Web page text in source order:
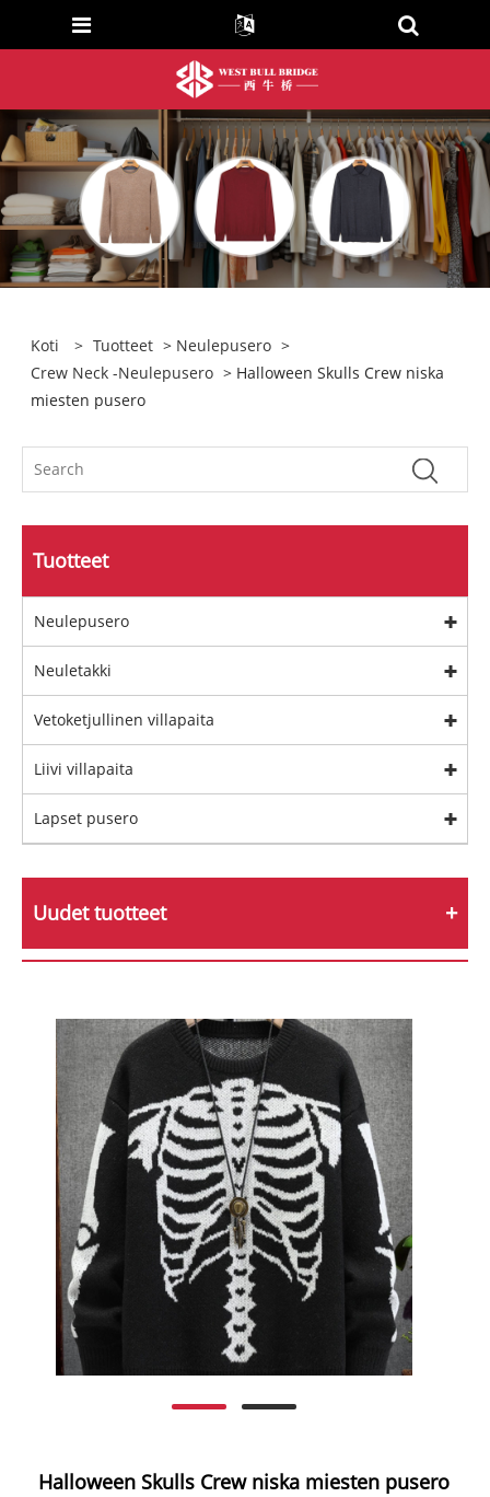
Koti > Tuotteet > Neulepusero >
Crew Neck -neulepusero > Halloween Skulls Crew niska
miesten pusero
Tuotteet
Neulepusero
Neuletakki
Vetoketjullinen villapaita
Liivi villapaita
Lapset pusero
Uudet tuotteet
Halloween Skulls Crew niska miesten pusero